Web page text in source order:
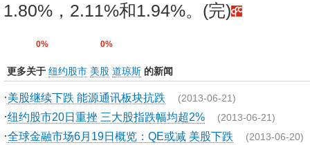
1.80%，2.11%和1.94%。(完)
0% 0%
更多关于 纽约股市 美股 道琼斯 的新闻
·美股继续下跌 能源通讯板块抗跌 (2013-06-21)
·纽约股市20日重挫 三大股指跌幅均超2% (2013-06-21)
·全球金融市场6月19日概览：QE或减 美股下跌 (2013-06-20)